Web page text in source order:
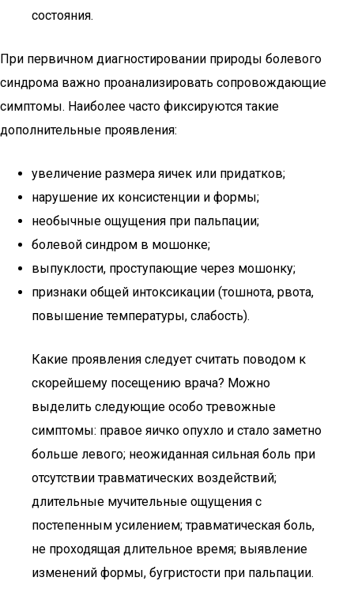
состояния.
При первичном диагностировании природы болевого
синдрома важно проанализировать сопровождающие
симптомы. Наиболее часто фиксируются такие
дополнительные проявления:
увеличение размера яичек или придатков;
нарушение их консистенции и формы;
необычные ощущения при пальпации;
болевой синдром в мошонке;
выпуклости, проступающие через мошонку;
признаки общей интоксикации (тошнота, рвота,
повышение температуры, слабость).
Какие проявления следует считать поводом к
скорейшему посещению врача? Можно
выделить следующие особо тревожные
симптомы: правое яичко опухло и стало заметно
больше левого; неожиданная сильная боль при
отсутствии травматических воздействий;
длительные мучительные ощущения с
постепенным усилением; травматическая боль,
не проходящая длительное время; выявление
изменений формы, бугристости при пальпации.